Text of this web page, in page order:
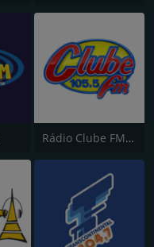
Rádio Clube FM - Brasília 105.5